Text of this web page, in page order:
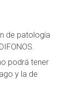
de patología
podrá tener
y la de